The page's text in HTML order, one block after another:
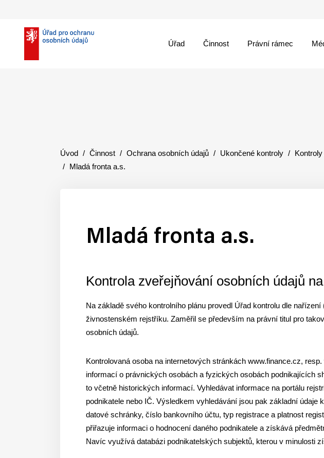
Úřad Činnost Právní rámec
Úvod Činnost Ochrana osobních údajů Ukončené kontroly
Mladá fronta a.s.
Mladá fronta a.s.
Kontrola zveřejňování osobních údajů
Na základě svého kontrolního plánu provedl Úřad kontrolu dle
živnostenském rejstříku. Zaměřil se především na právní titul pro
osobních údajů.
Kontrolovaná osoba na internetových stránkách www.finance.cz,
informací o právnických osobách a fyzických osobách podnikajících
to včetně historických informací. Vyhledávat informace na portálu
podnikatele nebo IČ. Výsledkem vyhledávání jsou pak základní
datové schránky, číslo bankovního účtu, typ registrace a platnost
přiřazuje informaci o hodnocení daného podnikatele a získává
Navíc využívá databázi podnikatelských subjektů, kterou v minulosti